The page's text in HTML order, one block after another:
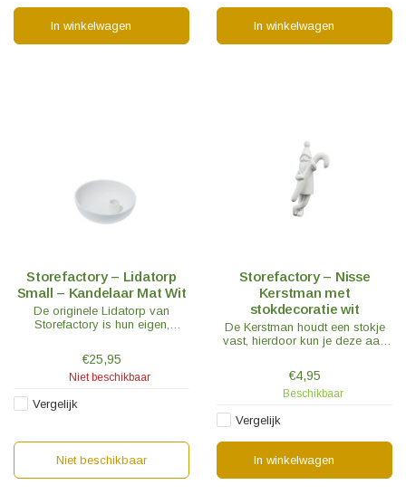
In winkelwagen In winkelwagen
Storefactory – Lidatorp
Small – Kandelaar Mat Wit
De originele Lidatorp van
Storefactory is hun eigen,
enorme hit is geworden en een
van hun bestsellers.
€25,95
Niet beschikbaar
Vergelijk
Niet beschikbaar
Storefactory – Nisse
Kerstman met
stokdecoratie wit
De Kerstman houdt een stokje
vast, hierdoor kun je deze aan
Lidatorp kandelaar van
Storefactory hangen.
€4,95
Beschikbaar
Vergelijk
In winkelwagen